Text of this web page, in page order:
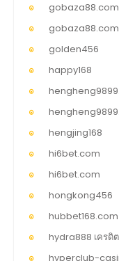
gobaza88.com
gobaza88.com
golden456
happy168
hengjing168
hi6bet.com
hi6bet.com
hongkong456
hubbet168.com
hydra888 เครดิ
hyperclub-